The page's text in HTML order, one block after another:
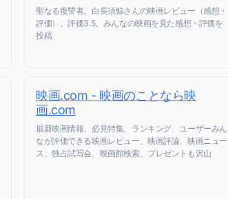
聖なる復讐者。白長須鯨さんの映画レビュー（感想・
評価）。評価3.5。みんなの映画を見た感想・評価を
投稿
映画.com - 映画のことなら映
画.com
最新映画情報、必見特集、ランキング、ユーザーみん
なが評価できる映画レビュー、映画評論、映画ニュー
ス、独占試写会、映画館検索、プレゼントも沢山